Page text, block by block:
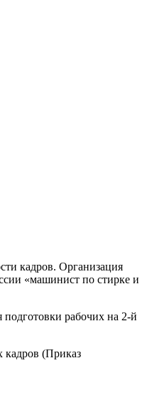
кадров. Организация
«машинист по стирке и
рабочих на 2-й
кадров (Приказ